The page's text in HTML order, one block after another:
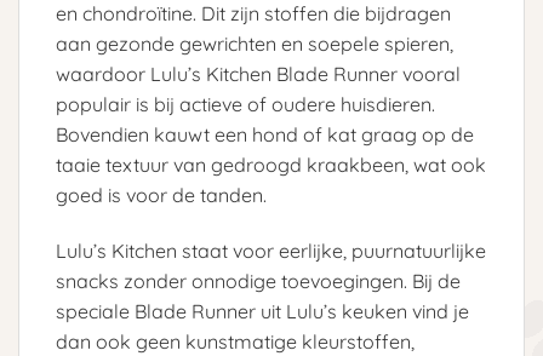
en chondroïtine. Dit zijn stoffen die bijdragen
aan gezonde gewrichten en soepele spieren,
waardoor Lulu’s Kitchen Blade Runner vooral
populair is bij actieve of oudere huisdieren.
Bovendien kauwt een hond of kat graag op de
taaie textuur van gedroogd kraakbeen, wat ook
goed is voor de tanden.
Lulu’s Kitchen staat voor eerlijke, puurnatuurlijke
snacks zonder onnodige toevoegingen. Bij de
speciale Blade Runner uit Lulu’s keuken vind je
dan ook geen kunstmatige kleurstoffen,